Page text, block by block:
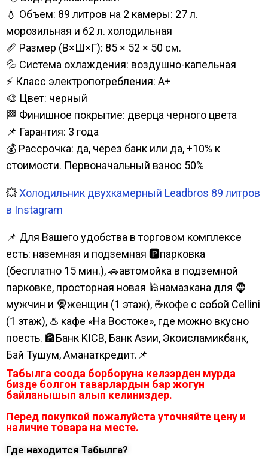
💧 Объем: 89 литров на 2 камеры: 27 л.
морозильная и 62 л. холодильная
📏 Размер (В×Ш×Г): 85 × 52 × 50 см.
💦 Система охлаждения: воздушно-капельная
⚡ Класс электропотребления: А+
🎨 Цвет: черный
🏁 Финишное покрытие: дверца черного цвета
📌 Гарантия: 3 года
💰 Рассрочка: да, через банк или да, +10% к
стоимости. Первоначальный взнос 50%
💥Холодильник двухкамерный Leadbros 89 литров
в Instagram
📌 Для Вашего удобства в торговом комплексе
есть: наземная и подземная 🅿парковка
(бесплатно 15 мин.), 🚗автомойка в подземной
парковке, просторная новая 🕌намазкана для 🧔
мужчин и 🧕женщин (1 этаж), ☕кофе с собой Cellini
(1 этаж), ♨️ кафе «На Востоке», где можно вкусно
поесть. 🏦Банк KICB, Банк Азии, Экоисламикбанк,
Бай Тушум, Аманаткредит.📌
Табылга соода борборуна келээрден мурда
бизде болгон таварлардын бар жогун
байланышып алып келиниздер.
Перед покупкой пожалуйста уточняйте цену и
наличие товара на месте.
Где находится Табылга?